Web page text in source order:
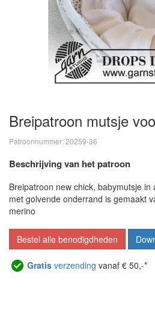
Breipatroon mutsje
Patroonnummer: 20259-36
Beschrijving van het patroon
Breipatroon new chick, babymutsje
met golvende onderrand is gemaakt
merino
Bestel alle benodigdheden
Gratis verzending vanaf € 50,-*